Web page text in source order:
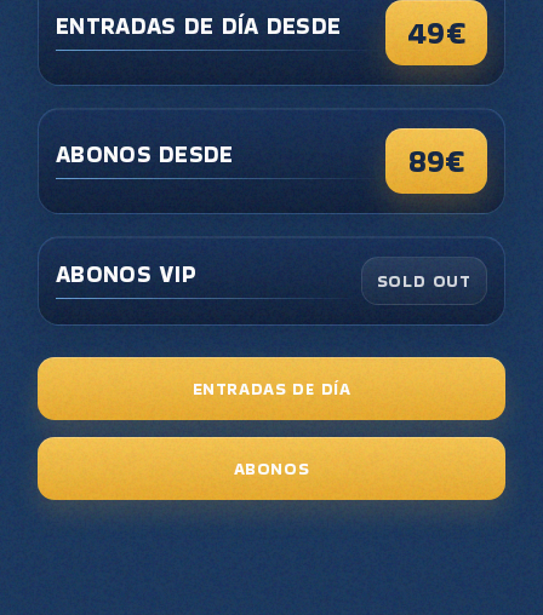
ENTRADAS DE DÍA DESDE 49€
ABONOS DESDE 89€
ABONOS VIP SOLD OUT
ENTRADAS DE DÍA
ABONOS